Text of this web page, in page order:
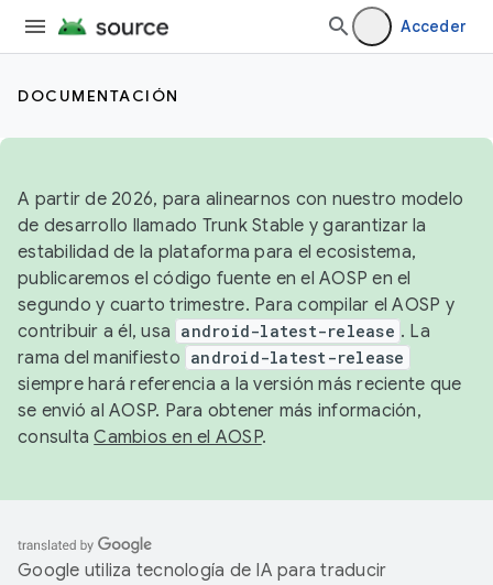
Acceder
DOCUMENTACIÓN
A partir de 2026, para alinearnos con nuestro modelo
de desarrollo llamado Trunk Stable y garantizar la
estabilidad de la plataforma para el ecosistema,
publicaremos el código fuente en el AOSP en el
segundo y cuarto trimestre. Para compilar el AOSP y
contribuir a él, usa android-latest-release . La
rama del manifiesto android-latest-release
siempre hará referencia a la versión más reciente que
se envió al AOSP. Para obtener más información,
consultaCambios en el AOSP.
Google utiliza tecnología de IA para traducir